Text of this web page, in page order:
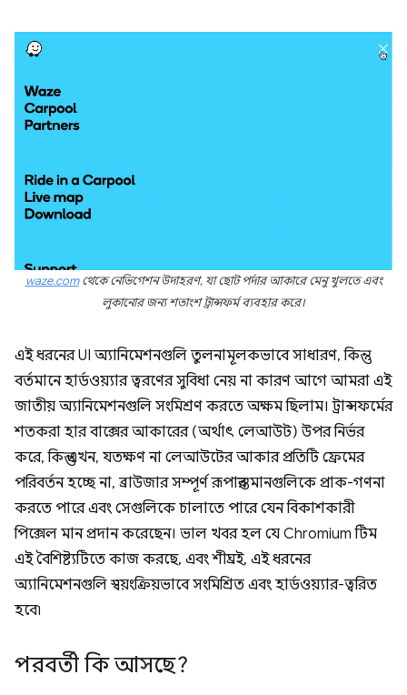
waze.comথেকে নেভিগেশন উদাহরণ, যা ছোট পর্দার আকারে মেনু খুলতে এবং
লুকানোর জন্য শতাংশ ট্রান্সফর্ম ব্যবহার করে।
এই ধরনের UI অ্যানিমেশনগুলি তুলনামূলকভাবে সাধারণ, কিন্তু
বর্তমানে হার্ডওয়্যার ত্বরণের সুবিধা নেয় না কারণ আগে আমরা এই
জাতীয় অ্যানিমেশনগুলি সংমিশ্রণ করতে অক্ষম ছিলাম। ট্রান্সফর্মের
শতকরা হার বাক্সের আকারের (অর্থাৎ লেআউট) উপর নির্ভর
করে, কিন্তু এখন, যতক্ষণ না লেআউটের আকার প্রতিটি ফ্রেমের
পরিবর্তন হচ্ছে না, ব্রাউজার সম্পূর্ণ রূপান্তর মানগুলিকে প্রাক-গণনা
করতে পারে এবং সেগুলিকে চালাতে পারে যেন বিকাশকারী
পিক্সেল মান প্রদান করেছেন। ভাল খবর হল যে Chromium টিম
এই বৈশিষ্ট্যটিতে কাজ করছে, এবং শীঘ্রই, এই ধরনের
অ্যানিমেশনগুলি স্বয়ংক্রিয়ভাবে সংমিশ্রিত এবং হার্ডওয়্যার-ত্বরিত
হবে৷
পরবর্তী কি আসছে?